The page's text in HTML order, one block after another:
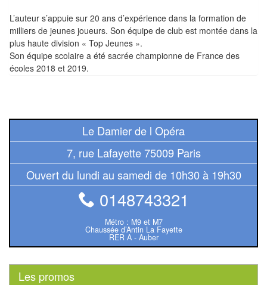
les
initiés
Pour
les
En
Pour
Coopératif
Gestion
L’auteur s’appuie sur 20 ans d’expérience dans la formation de
milliers de jeunes joueurs. Son équipe de club est montée dans la
plus haute division « Top Jeunes ».
Son équipe scolaire a été sacrée championne de France des
écoles 2018 et 2019.
Le Damier de l Opéra
7, rue Lafayette 75009 Paris
Ouvert du lundi au samedi de 10h30 à 19h30
0148743321
Métro : M9 et M7
Chaussée d’Antin La Fayette
RER A - Auber
Les promos